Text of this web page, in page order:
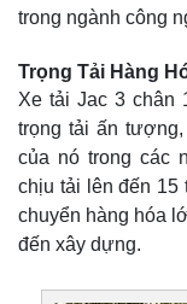
trong ngành công
Trọng Tải Hàng
Xe tải Jac 3 chân
trọng tải ấn
của nó trong các
chịu tải lên đến 15
chuyển hàng hóa
đến xây dựng.